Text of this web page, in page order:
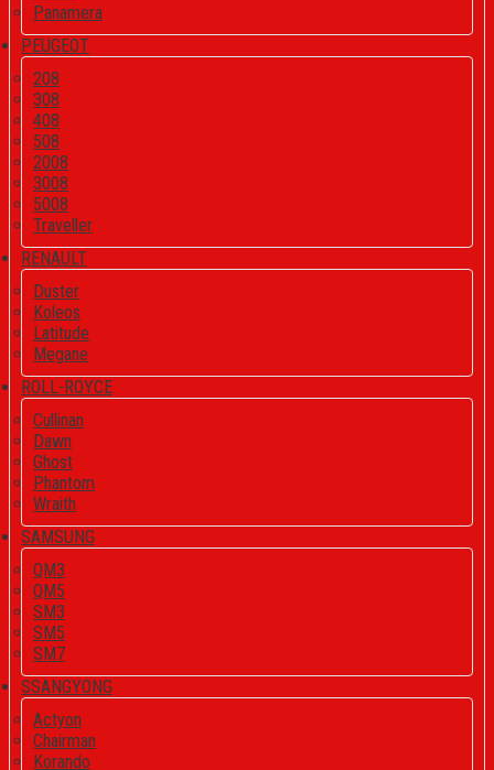
Panamera
PEUGEOT
208
308
408
508
2008
3008
5008
Traveller
RENAULT
Duster
Koleos
Latitude
Megane
ROLL-ROYCE
Cullinan
Dawn
Ghost
Phantom
Wraith
SAMSUNG
QM3
QM5
SM3
SM5
SM7
SSANGYONG
Actyon
Chairman
Korando